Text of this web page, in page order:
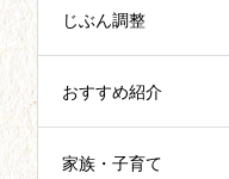
じぶん調整
おすすめ紹介
家族・子育て